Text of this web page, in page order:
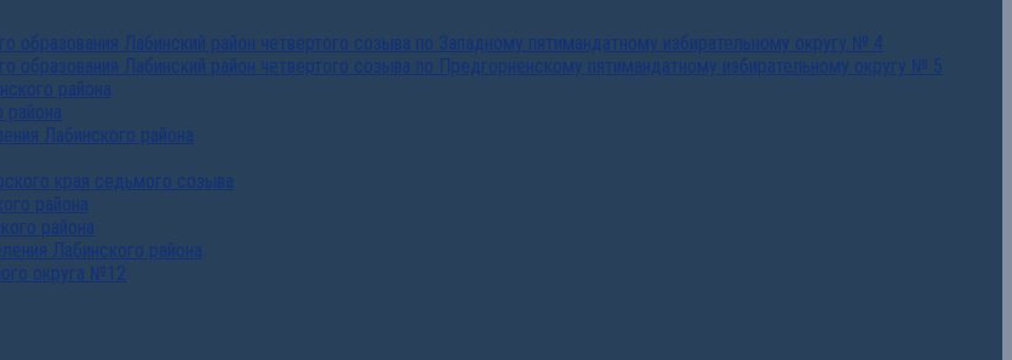
образования Лабинский район четвертого созыва по Западному пятимандатному избирательному округу № 4
образования Лабинский район четвертого созыва по Предгорненскому пятимандатному избирательному округу № 5
района
района
Лабинского района
края седьмого созыва
района
района
Лабинского района
округа №12